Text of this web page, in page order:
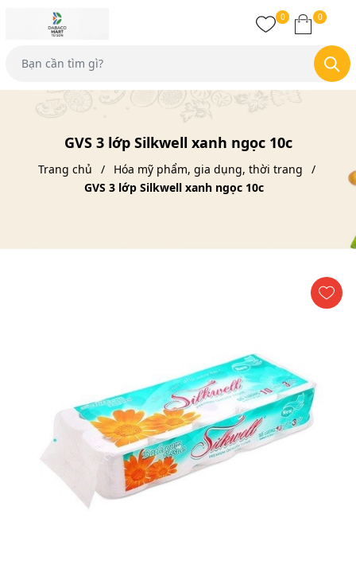
0 0
GVS 3 lớp Silkwell xanh ngọc 10c
Trang chủ
Hóa mỹ phẩm, gia dụng, thời trang
GVS 3 lớp Silkwell xanh ngọc 10c